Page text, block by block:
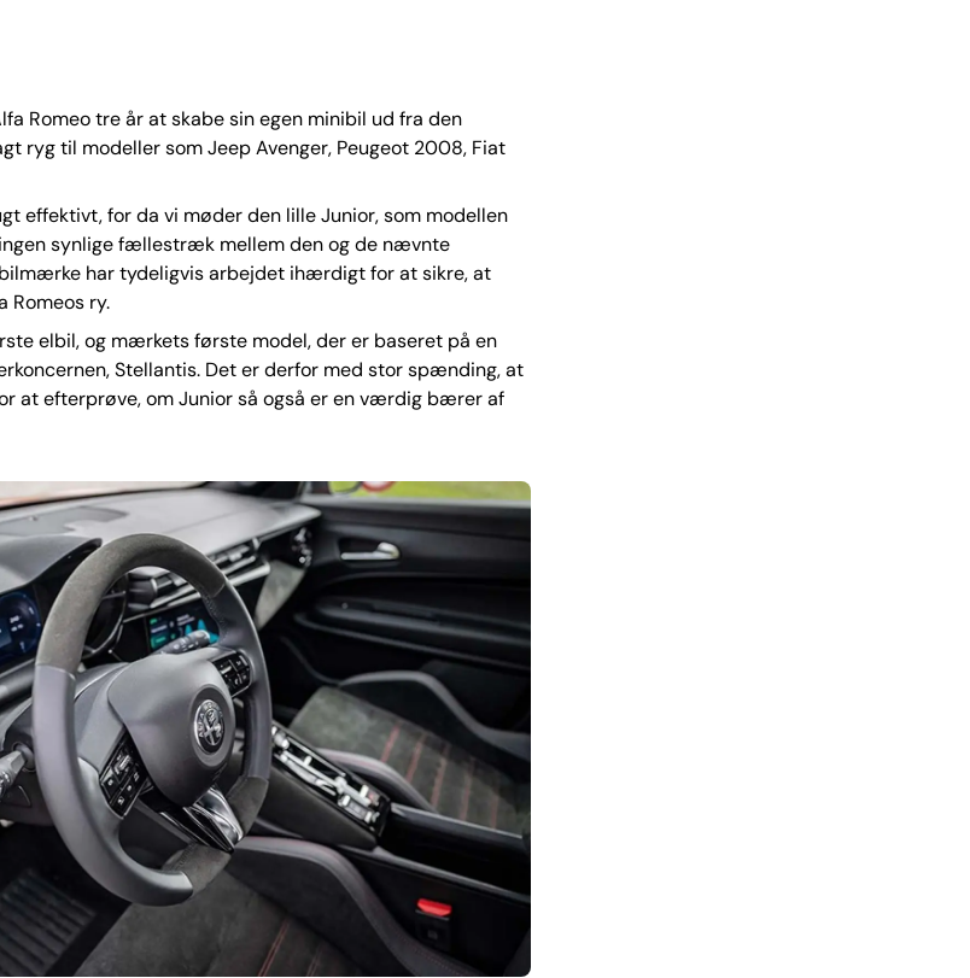
Romeo tre år at skabe sin egen minibil ud fra den
ryg til modeller som Jeep Avenger, Peugeot 2008, Fiat
effektivt, for da vi møder den lille Junior, som modellen
synlige fællestræk mellem den og de nævnte
har tydeligvis arbejdet ihærdigt for at sikre, at
Romeos ry.
elbil, og mærkets første model, der er baseret på en
Stellantis. Det er derfor med stor spænding, at
at efterprøve, om Junior så også er en værdig bærer af